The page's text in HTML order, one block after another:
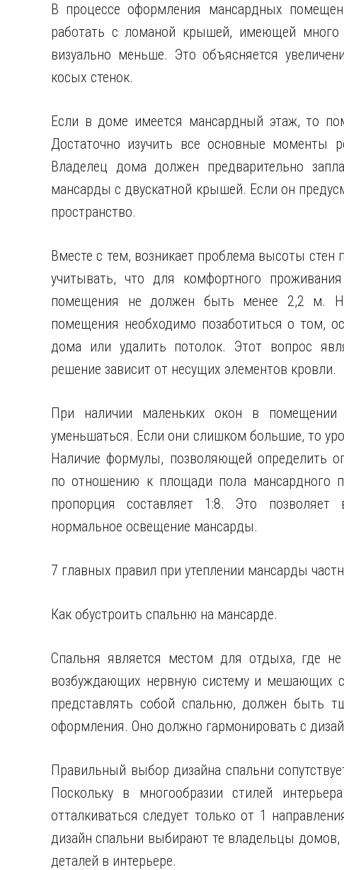
В процессе оформления мансардных
работать с ломаной крышей, имеющей
визуально меньше. Это объясняется
косых стенок.
Если в доме имеется мансардный этаж, то
Достаточно изучить все основные моменты
Владелец дома должен предварительно
мансарды с двускатной крышей. Если он
пространство.
Вместе с тем, возникает проблема высоты
учитывать, что для комфортного
помещения не должен быть менее 2,2 м. На
помещения необходимо позаботиться о том,
дома или удалить потолок. Этот вопрос
решение зависит от несущих элементов кровли.
При наличии маленьких окон в помещении
уменьшаться. Если они слишком большие, то
Наличие формулы, позволяющей определить
по отношению к площади пола мансардного
пропорция составляет 1:8. Это позволяет
нормальное освещение мансарды.
7 главных правил при утеплении мансарды
Как обустроить спальню на мансарде.
Спальня является местом для отдыха, где
возбуждающих нервную систему и мешающих
представлять собой спальню, должен быть
оформления. Оно должно гармонировать с
Правильный выбор дизайна спальни
Поскольку в многообразии стилей
отталкиваться следует только от 1
дизайн спальни выбирают те владельцы
деталей в интерьере.